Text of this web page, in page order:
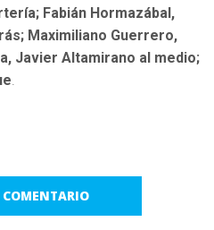
Fabián Hormazábal,
Maximiliano Guerrero,
Javier Altamirano al medio;
.